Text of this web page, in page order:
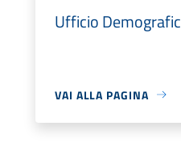
Ufficio
VAI ALLA PAGINA